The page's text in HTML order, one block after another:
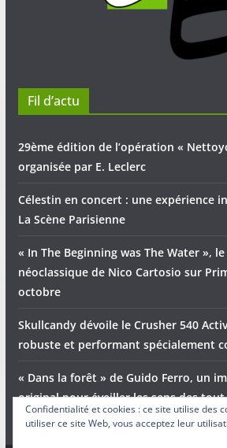
Fil d’actu
29ème édition de l’opération «
organisée par E. Leclerc
Célestin en concert : une expérience
La Scène Parisienne
« In The Beginning was The Water »,
néoclassique de Nico Cartosio sur
octobre
Skullcandy dévoile le Crusher 540
robuste et performant spécialement
« Dans la forêt » de Guido Ferro, un
original pour éveiller les sens des
Confidentialité et cookies : ce site utilise des
utiliser ce site Web, vous acceptez leur